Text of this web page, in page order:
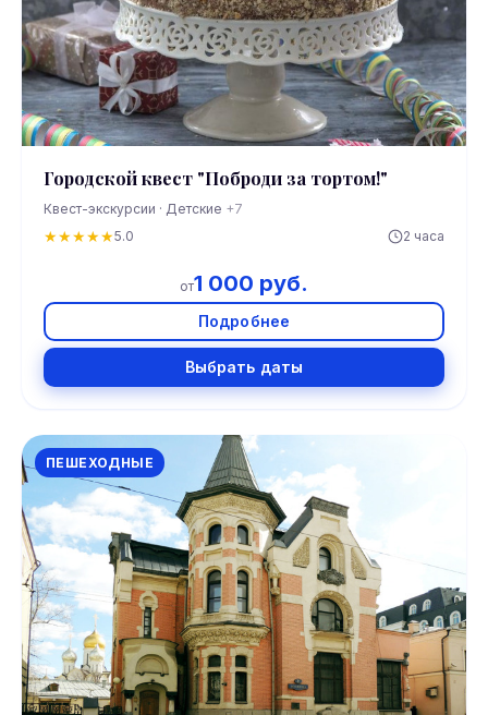
Городской квест "Поброди за тортом!"
Квест-экскурсии · Детские +7
★★★★★5.0 2 часа
от1 000 руб.
Подробнее
Выбрать даты
ПЕШЕХОДНЫЕ